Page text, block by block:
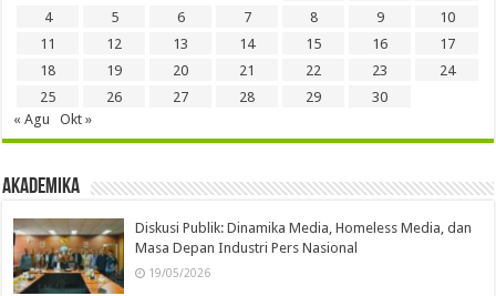
4
5 6 7 8 9
10
11
12 13 14 15 16
17
18
19 20 21 22 23
24
25
26 27 28 29
30
« Agu
Okt »
Akademika
Diskusi Publik: Dinamika Media, Homeless Media, dan
Masa Depan Industri Pers Nasional
19/05/2026